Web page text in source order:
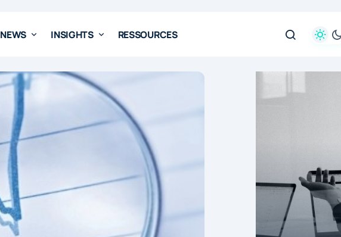
NEWS INSIGHTS RESSOURCES